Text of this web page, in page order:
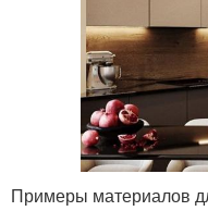
Примеры материалов